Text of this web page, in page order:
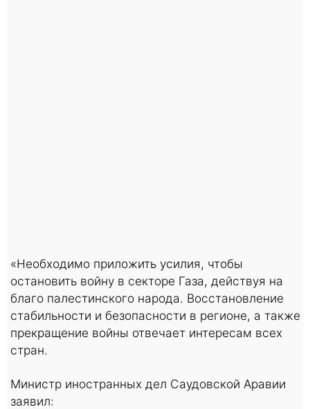
«Необходимо приложить усилия, чтобы
остановить войну в секторе Газа, действуя на
благо палестинского народа. Восстановление
стабильности и безопасности в регионе, а также
прекращение войны отвечает интересам всех
стран.
Министр иностранных дел Саудовской Аравии
заявил: